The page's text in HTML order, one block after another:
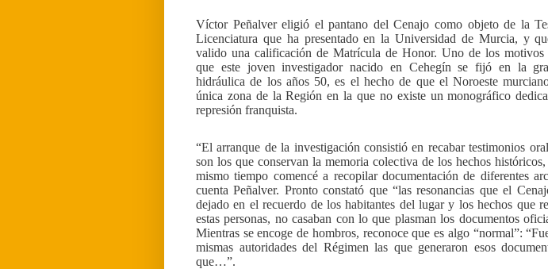
Víctor Peñalver eligió el pantano del Cenajo como objeto de la
Licenciatura que ha presentado en la Universidad de Murcia, y
valido una calificación de Matrícula de Honor. Uno de los motivos
que este joven investigador nacido en Cehegín se fijó en la
hidráulica de los años 50, es el hecho de que el Noroeste
única zona de la Región en la que no existe un monográfico
represión franquista.
“El arranque de la investigación consistió en recabar testimonios
son los que conservan la memoria colectiva de los hechos
mismo tiempo comencé a recopilar documentación de diferentes
cuenta Peñalver. Pronto constató que “las resonancias que el
dejado en el recuerdo de los habitantes del lugar y los hechos que
estas personas, no casaban con lo que plasman los documentos
Mientras se encoge de hombros, reconoce que es algo “normal”:
mismas autoridades del Régimen las que generaron esos
que…”.